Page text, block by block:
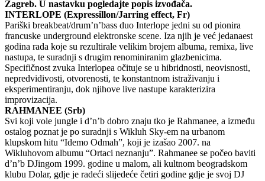
Zagreb. U nastavku pogledajte popis izvođača.
INTERLOPE (Expressillon/Jarring effect, Fr)
Pariški breakbeat/drum’n’bass duo Interlope jedni su od pionira
francuske underground elektronske scene. Iza njih je već jedanaest
godina rada koje su rezultirale velikim brojem albuma, remixa, live
nastupa, te suradnji s drugim renominiranim glazbenicima.
Specifičnost zvuka Interlopea očituje se u hibridnosti, neovisnosti,
nepredvidivosti, otvorenosti, te konstantnom istraživanju i
eksperimentiranju, dok njihove live nastupe karakterizira
improvizacija.
RAHMANEE (Srb)
Svi koji vole jungle i d’n’b dobro znaju tko je Rahmanee, a između
ostalog poznat je po suradnji s Wikluh Sky-em na urbanom
klupskom hitu “Idemo Odmah”, koji je izašao 2007. na
Wikluhovom albumu “Ortaci neznanju”. Rahmanee se počeo baviti
d’n’b DJingom 1999. godine u malom, ali kultnom beogradskom
klubu Dolar, gdje je radeći slijedeće četiri godine gdje je svoj DJ